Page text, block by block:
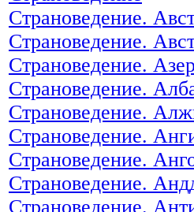
Страноведение.
Страноведение.
Страноведение.
Страноведение.
Страноведение.
Страноведение.
Страноведение.
Страноведение.
Страноведение.